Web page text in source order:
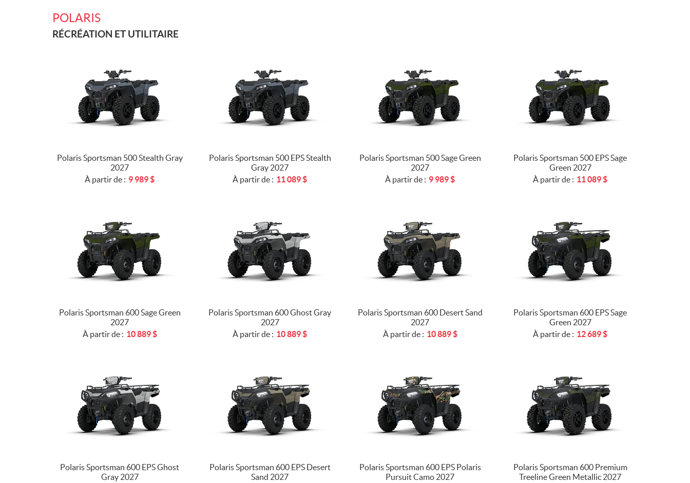
POLARIS
RÉCRÉATION ET UTILITAIRE
Polaris Sportsman 500 Stealth Gray
2027
À partir de : 9 989$
Polaris Sportsman 500 EPS Stealth
Gray 2027
À partir de : 11 089$
Polaris Sportsman 500 Sage Green
2027
À partir de : 9 989$
Polaris Sportsman 500 EPS Sage
Green 2027
À partir de : 11 089$
Polaris Sportsman 600 Sage Green
2027
À partir de : 10 889$
Polaris Sportsman 600 Ghost Gray
2027
À partir de : 10 889$
Polaris Sportsman 600 Desert Sand
2027
À partir de : 10 889$
Polaris Sportsman 600 EPS Sage
Green 2027
À partir de : 12 689$
Polaris Sportsman 600 EPS Ghost
Gray 2027
Polaris Sportsman 600 EPS Desert
Sand 2027
Polaris Sportsman 600 EPS Polaris
Pursuit Camo 2027
Polaris Sportsman 600 Premium
Treeline Green Metallic 2027